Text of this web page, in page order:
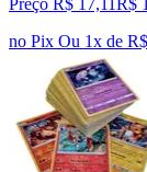
Preço R$ 17,11R$
no Pix Ou 1x de